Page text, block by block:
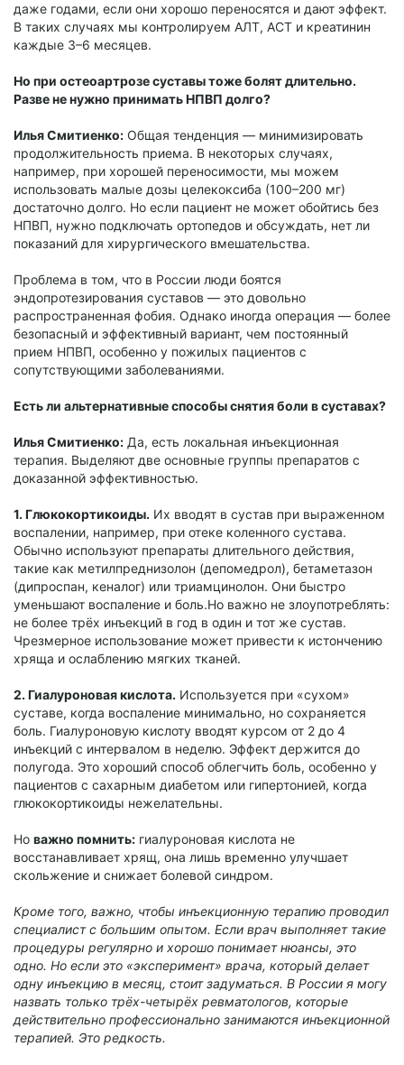
даже годами, если они хорошо переносятся и дают эффект.
В таких случаях мы контролируем АЛТ, АСТ и креатинин
каждые 3–6 месяцев.
Но при остеоартрозе суставы тоже болят длительно.
Разве не нужно принимать НПВП долго?
Илья Смитиенко: Общая тенденция — минимизировать
продолжительность приема. В некоторых случаях,
например, при хорошей переносимости, мы можем
использовать малые дозы целекоксиба (100–200 мг)
достаточно долго. Но если пациент не может обойтись без
НПВП, нужно подключать ортопедов и обсуждать, нет ли
показаний для хирургического вмешательства.
Проблема в том, что в России люди боятся
эндопротезирования суставов — это довольно
распространенная фобия. Однако иногда операция — более
безопасный и эффективный вариант, чем постоянный
прием НПВП, особенно у пожилых пациентов с
сопутствующими заболеваниями.
Есть ли альтернативные способы снятия боли в суставах?
Илья Смитиенко: Да, есть локальная инъекционная
терапия. Выделяют две основные группы препаратов с
доказанной эффективностью.
1. Глюкокортикоиды. Их вводят в сустав при выраженном
воспалении, например, при отеке коленного сустава.
Обычно используют препараты длительного действия,
такие как метилпреднизолон (депомедрол), бетаметазон
(дипроспан, кеналог) или триамцинолон. Они быстро
уменьшают воспаление и боль.Но важно не злоупотреблять:
не более трёх инъекций в год в один и тот же сустав.
Чрезмерное использование может привести к истончению
хряща и ослаблению мягких тканей.
2. Гиалуроновая кислота. Используется при «сухом»
суставе, когда воспаление минимально, но сохраняется
боль. Гиалуроновую кислоту вводят курсом от 2 до 4
инъекций с интервалом в неделю. Эффект держится до
полугода. Это хороший способ облегчить боль, особенно у
пациентов с сахарным диабетом или гипертонией, когда
глюкокортикоиды нежелательны.
Но важно помнить: гиалуроновая кислота не
восстанавливает хрящ, она лишь временно улучшает
скольжение и снижает болевой синдром.
Кроме того, важно, чтобы инъекционную терапию проводил
специалист с большим опытом. Если врач выполняет такие
процедуры регулярно и хорошо понимает нюансы, это
одно. Но если это «эксперимент» врача, который делает
одну инъекцию в месяц, стоит задуматься. В России я могу
назвать только трёх-четырёх ревматологов, которые
действительно профессионально занимаются инъекционной
терапией. Это редкость.